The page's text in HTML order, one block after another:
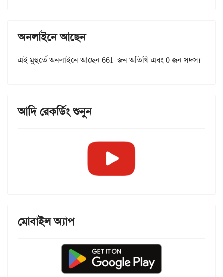
অনলাইনে আছেন
এই মুহুর্তে অনলাইনে আছেন 661 জন অতিথি এবং 0 জন সদস্য
আদি রেকর্ডিং শুনুন
মোবাইল অ্যাপ